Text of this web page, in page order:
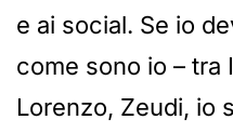
e ai social. Se io
come sono io – tra
Lorenzo, Zeudi, io